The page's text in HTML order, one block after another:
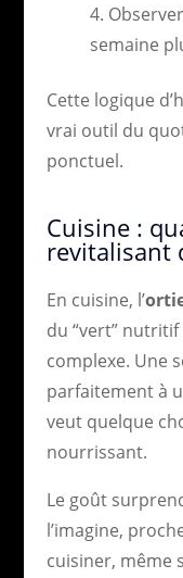
semaine
Cette logique
vrai outil du
ponctuel.
Cuisine :
revitalisant
En cuisine, l’
du “vert”
complexe. Une
parfaitement à
veut quelque
nourrissant.
Le goût
l’imagine,
cuisiner, même